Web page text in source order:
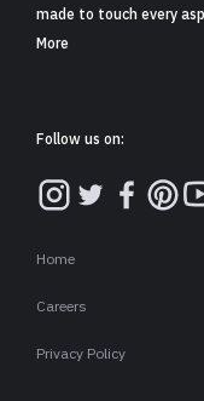
made to touch every
More
Follow us on:
Home
Careers
Privacy Policy